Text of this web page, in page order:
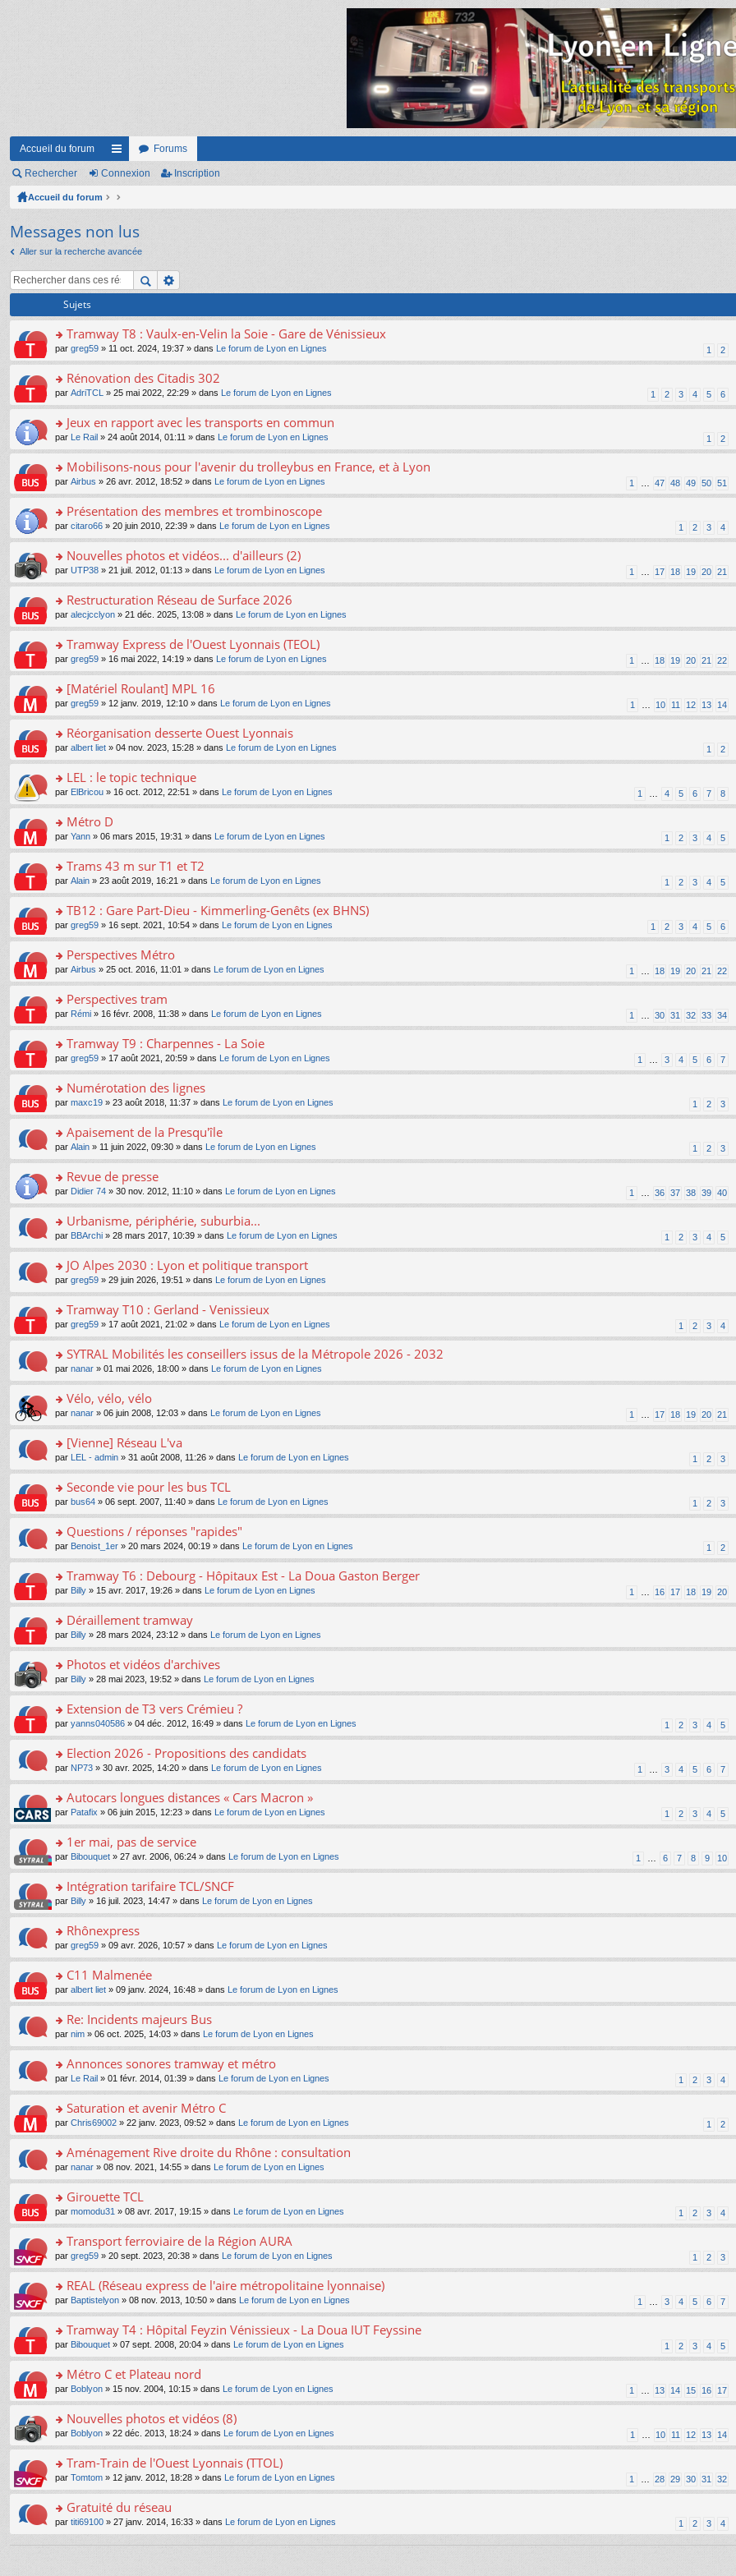
Accueil du forum
ac
co
ur
ci
s
Forums
Rechercher Connexion Inscription
Accueil du forum
Messages non lus
Aller sur la recherche avancée
Sujets
o
n
s
ult
er
le
m
e
s
a
g
e
n
n
le
pl
u
s
ré
c
e
nt
Tramway T8 : Vaulx-en-Velin la Soie - Gare de Vénissieux
1 2
par greg59 » 11 oct. 2024, 19:37 » dans Le forum de Lyon en Lignes
o
n
s
ult
er
le
m
e
s
a
g
e
n
n
le
pl
u
s
ré
c
e
nt
Rénovation des Citadis 302
1 2 3 4 5 6
par AdriTCL » 25 mai 2022, 22:29 » dans Le forum de Lyon en Lignes
o
n
s
ult
er
le
m
e
s
a
g
e
n
n
le
pl
u
s
ré
c
e
nt
Jeux en rapport avec les transports en commun
1 2
par Le Rail » 24 août 2014, 01:11 » dans Le forum de Lyon en Lignes
o
n
s
ult
er
le
m
e
s
a
g
e
n
n
le
pl
u
s
ré
c
e
nt
Mobilisons-nous pour l'avenir du trolleybus en France, et à Lyon
1 … 47 48 49 50 51
par Airbus » 26 avr. 2012, 18:52 » dans Le forum de Lyon en Lignes
o
n
s
ult
er
le
m
e
s
a
g
e
n
n
le
pl
u
s
ré
c
e
nt
Présentation des membres et trombinoscope
1 2 3 4
par citaro66 » 20 juin 2010, 22:39 » dans Le forum de Lyon en Lignes
o
n
s
ult
er
le
m
e
s
a
g
e
n
n
le
pl
u
s
ré
c
e
nt
Nouvelles photos et vidéos... d'ailleurs (2)
1 … 17 18 19 20 21
par UTP38 » 21 juil. 2012, 01:13 » dans Le forum de Lyon en Lignes
o
n
s
ult
er
le
m
e
s
a
g
e
n
n
le
pl
u
s
ré
c
e
nt
Restructuration Réseau de Surface 2026
par alecjcclyon » 21 déc. 2025, 13:08 » dans Le forum de Lyon en Lignes
o
n
s
ult
er
le
m
e
s
a
g
e
n
n
le
pl
u
s
ré
c
e
nt
Tramway Express de l'Ouest Lyonnais (TEOL)
1 … 18 19 20 21 22
par greg59 » 16 mai 2022, 14:19 » dans Le forum de Lyon en Lignes
o
n
s
ult
er
le
m
e
s
a
g
e
n
n
le
pl
u
s
ré
c
e
nt
[Matériel Roulant] MPL 16
1 … 10 11 12 13 14
par greg59 » 12 janv. 2019, 12:10 » dans Le forum de Lyon en Lignes
o
n
s
ult
er
le
m
e
s
a
g
e
n
n
le
pl
u
s
ré
c
e
nt
Réorganisation desserte Ouest Lyonnais
1 2
par albert liet » 04 nov. 2023, 15:28 » dans Le forum de Lyon en Lignes
o
n
s
ult
er
le
m
e
s
a
g
e
n
n
le
pl
u
s
ré
c
e
nt
LEL : le topic technique
1 … 4 5 6 7 8
par ElBricou » 16 oct. 2012, 22:51 » dans Le forum de Lyon en Lignes
o
n
s
ult
er
le
m
e
s
a
g
e
n
n
le
pl
u
s
ré
c
e
nt
Métro D
1 2 3 4 5
par Yann » 06 mars 2015, 19:31 » dans Le forum de Lyon en Lignes
o
n
s
ult
er
le
m
e
s
a
g
e
n
n
le
pl
u
s
ré
c
e
nt
Trams 43 m sur T1 et T2
1 2 3 4 5
par Alain » 23 août 2019, 16:21 » dans Le forum de Lyon en Lignes
o
n
s
ult
er
le
m
e
s
a
g
e
n
n
le
pl
u
s
ré
c
e
nt
TB12 : Gare Part-Dieu - Kimmerling-Genêts (ex BHNS)
1 2 3 4 5 6
par greg59 » 16 sept. 2021, 10:54 » dans Le forum de Lyon en Lignes
o
n
s
ult
er
le
m
e
s
a
g
e
n
n
le
pl
u
s
ré
c
e
nt
Perspectives Métro
1 … 18 19 20 21 22
par Airbus » 25 oct. 2016, 11:01 » dans Le forum de Lyon en Lignes
o
n
s
ult
er
le
m
e
s
a
g
e
n
n
le
pl
u
s
ré
c
e
nt
Perspectives tram
1 … 30 31 32 33 34
par Rémi » 16 févr. 2008, 11:38 » dans Le forum de Lyon en Lignes
o
n
s
ult
er
le
m
e
s
a
g
e
n
n
le
pl
u
s
ré
c
e
nt
Tramway T9 : Charpennes - La Soie
1 … 3 4 5 6 7
par greg59 » 17 août 2021, 20:59 » dans Le forum de Lyon en Lignes
o
n
s
ult
er
le
m
e
s
a
g
e
n
n
le
pl
u
s
ré
c
e
nt
Numérotation des lignes
1 2 3
par maxc19 » 23 août 2018, 11:37 » dans Le forum de Lyon en Lignes
o
n
s
ult
er
le
m
e
s
a
g
e
n
n
le
pl
u
s
ré
c
e
nt
Apaisement de la Presqu'île
1 2 3
par Alain » 11 juin 2022, 09:30 » dans Le forum de Lyon en Lignes
o
n
s
ult
er
le
m
e
s
a
g
e
n
n
le
pl
u
s
ré
c
e
nt
Revue de presse
1 … 36 37 38 39 40
par Didier 74 » 30 nov. 2012, 11:10 » dans Le forum de Lyon en Lignes
o
n
s
ult
er
le
m
e
s
a
g
e
n
n
le
pl
u
s
ré
c
e
nt
Urbanisme, périphérie, suburbia...
1 2 3 4 5
par BBArchi » 28 mars 2017, 10:39 » dans Le forum de Lyon en Lignes
o
n
s
ult
er
le
m
e
s
a
g
e
n
n
le
pl
u
s
ré
c
e
nt
JO Alpes 2030 : Lyon et politique transport
par greg59 » 29 juin 2026, 19:51 » dans Le forum de Lyon en Lignes
o
n
s
ult
er
le
m
e
s
a
g
e
n
n
le
pl
u
s
ré
c
e
nt
Tramway T10 : Gerland - Venissieux
1 2 3 4
par greg59 » 17 août 2021, 21:02 » dans Le forum de Lyon en Lignes
o
n
s
ult
er
le
m
e
s
a
g
e
n
n
le
pl
u
s
ré
c
e
nt
SYTRAL Mobilités les conseillers issus de la Métropole 2026 - 2032
par nanar » 01 mai 2026, 18:00 » dans Le forum de Lyon en Lignes
o
n
s
ult
er
le
m
e
s
a
g
e
n
n
le
pl
u
s
ré
c
e
nt
Vélo, vélo, vélo
1 … 17 18 19 20 21
par nanar » 06 juin 2008, 12:03 » dans Le forum de Lyon en Lignes
o
n
s
ult
er
le
m
e
s
a
g
e
n
n
le
pl
u
s
ré
c
e
nt
[Vienne] Réseau L'va
1 2 3
par LEL - admin » 31 août 2008, 11:26 » dans Le forum de Lyon en Lignes
o
n
s
ult
er
le
m
e
s
a
g
e
n
n
le
pl
u
s
ré
c
e
nt
Seconde vie pour les bus TCL
1 2 3
par bus64 » 06 sept. 2007, 11:40 » dans Le forum de Lyon en Lignes
o
n
s
ult
er
le
m
e
s
a
g
e
n
n
le
pl
u
s
ré
c
e
nt
Questions / réponses "rapides"
1 2
par Benoist_1er » 20 mars 2024, 00:19 » dans Le forum de Lyon en Lignes
o
n
s
ult
er
le
m
e
s
a
g
e
n
n
le
pl
u
s
ré
c
e
nt
Tramway T6 : Debourg - Hôpitaux Est - La Doua Gaston Berger
1 … 16 17 18 19 20
par Billy » 15 avr. 2017, 19:26 » dans Le forum de Lyon en Lignes
o
n
s
ult
er
le
m
e
s
a
g
e
n
n
le
pl
u
s
ré
c
e
nt
Déraillement tramway
par Billy » 28 mars 2024, 23:12 » dans Le forum de Lyon en Lignes
o
n
s
ult
er
le
m
e
s
a
g
e
n
n
le
pl
u
s
ré
c
e
nt
Photos et vidéos d'archives
par Billy » 28 mai 2023, 19:52 » dans Le forum de Lyon en Lignes
o
n
s
ult
er
le
m
e
s
a
g
e
n
n
le
pl
u
s
ré
c
e
nt
Extension de T3 vers Crémieu ?
1 2 3 4 5
par yanns040586 » 04 déc. 2012, 16:49 » dans Le forum de Lyon en Lignes
o
n
s
ult
er
le
m
e
s
a
g
e
n
n
le
pl
u
s
ré
c
e
nt
Election 2026 - Propositions des candidats
1 … 3 4 5 6 7
par NP73 » 30 avr. 2025, 14:20 » dans Le forum de Lyon en Lignes
o
n
s
ult
er
le
m
e
s
a
g
e
n
n
le
pl
u
s
ré
c
e
nt
Autocars longues distances « Cars Macron »
1 2 3 4 5
par Patafix » 06 juin 2015, 12:23 » dans Le forum de Lyon en Lignes
o
n
s
ult
er
le
m
e
s
a
g
e
n
n
le
pl
u
s
ré
c
e
nt
1er mai, pas de service
1 … 6 7 8 9 10
par Bibouquet » 27 avr. 2006, 06:24 » dans Le forum de Lyon en Lignes
o
n
s
ult
er
le
m
e
s
a
g
e
n
n
le
pl
u
s
ré
c
e
nt
Intégration tarifaire TCL/SNCF
par Billy » 16 juil. 2023, 14:47 » dans Le forum de Lyon en Lignes
o
n
s
ult
er
le
m
e
s
a
g
e
n
n
le
pl
u
s
ré
c
e
nt
Rhônexpress
par greg59 » 09 avr. 2026, 10:57 » dans Le forum de Lyon en Lignes
o
n
s
ult
er
le
m
e
s
a
g
e
n
n
le
pl
u
s
ré
c
e
nt
C11 Malmenée
par albert liet » 09 janv. 2024, 16:48 » dans Le forum de Lyon en Lignes
o
n
s
ult
er
le
m
e
s
a
g
e
n
n
le
pl
u
s
ré
c
e
nt
Re: Incidents majeurs Bus
par nim » 06 oct. 2025, 14:03 » dans Le forum de Lyon en Lignes
o
n
s
ult
er
le
m
e
s
a
g
e
n
n
le
pl
u
s
ré
c
e
nt
Annonces sonores tramway et métro
1 2 3 4
par Le Rail » 01 févr. 2014, 01:39 » dans Le forum de Lyon en Lignes
o
n
s
ult
er
le
m
e
s
a
g
e
n
n
le
pl
u
s
ré
c
e
nt
Saturation et avenir Métro C
1 2
par Chris69002 » 22 janv. 2023, 09:52 » dans Le forum de Lyon en Lignes
o
n
s
ult
er
le
m
e
s
a
g
e
n
n
le
pl
u
s
ré
c
e
nt
Aménagement Rive droite du Rhône : consultation
par nanar » 08 nov. 2021, 14:55 » dans Le forum de Lyon en Lignes
o
n
s
ult
er
le
m
e
s
a
g
e
n
n
le
pl
u
s
ré
c
e
nt
Girouette TCL
1 2 3 4
par momodu31 » 08 avr. 2017, 19:15 » dans Le forum de Lyon en Lignes
o
n
s
ult
er
le
m
e
s
a
g
e
n
n
le
pl
u
s
ré
c
Transport ferroviaire de la Région AURA
1 2 3
par greg59 » 20 sept. 2023, 20:38 » dans Le forum de Lyon en Lignes
o
n
s
ult
er
le
m
e
s
a
g
e
n
n
le
pl
u
s
REAL (Réseau express de l'aire métropolitaine lyonnaise)
1 … 3 4 5 6 7
par Baptistelyon » 08 nov. 2013, 10:50 » dans Le forum de Lyon en Lignes
o
n
s
ult
er
le
m
e
s
a
g
e
n
n
Tramway T4 : Hôpital Feyzin Vénissieux - La Doua IUT Feyssine
1 2 3 4 5
par Bibouquet » 07 sept. 2008, 20:04 » dans Le forum de Lyon en Lignes
o
n
s
ult
er
le
m
e
s
a
g
e
Métro C et Plateau nord
1 … 13 14 15 16 17
par Boblyon » 15 nov. 2004, 10:15 » dans Le forum de Lyon en Lignes
o
n
s
ult
er
le
m
e
s
s
Nouvelles photos et vidéos (8)
1 … 10 11 12 13 14
par Boblyon » 22 déc. 2013, 18:24 » dans Le forum de Lyon en Lignes
o
n
s
ult
er
Tram-Train de l'Ouest Lyonnais (TTOL)
1 … 28 29 30 31 32
par Tomtom » 12 janv. 2012, 18:28 » dans Le forum de Lyon en Lignes
o
n
s
Gratuité du réseau
1 2 3 4
par titi69100 » 27 janv. 2014, 16:33 » dans Le forum de Lyon en Lignes